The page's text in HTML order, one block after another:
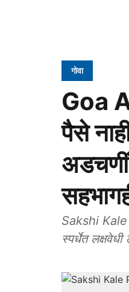
गोवा
Goa
पैसे
Sakshi Kale
स्पर्धेत